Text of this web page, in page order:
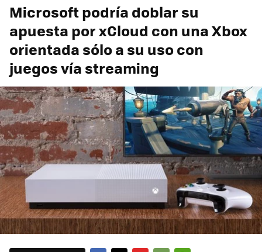
Microsoft podría doblar su
apuesta por xCloud con una Xbox
orientada sólo a su uso con
juegos vía streaming